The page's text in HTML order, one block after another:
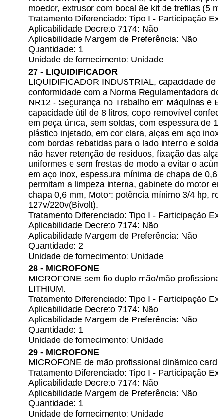
moedor, extrusor com bocal 8e kit de trefilas (5
Tratamento Diferenciado: Tipo I - Participação
Aplicabilidade Decreto 7174: Não
Aplicabilidade Margem de Preferência: Não
Quantidade: 1
Unidade de fornecimento: Unidade
27 - LIQUIDIFICADOR
LIQUIDIFICADOR INDUSTRIAL, capacidade
conformidade com a Norma Regulamentadora
NR12 - Segurança no Trabalho em Máquinas e
capacidade útil de 8 litros, copo removível
em peça única, sem soldas, com espessura de
plástico injetado, em cor clara, alças em aço
com bordas rebatidas para o lado interno e
não haver retenção de resíduos, fixação das
uniformes e sem frestas de modo a evitar o
em aço inox, espessura mínima de chapa de
permitam a limpeza interna, gabinete do motor
chapa 0,6 mm, Motor: potência mínimo 3/4 hp,
127v/220v(Bivolt).
Tratamento Diferenciado: Tipo I - Participação
Aplicabilidade Decreto 7174: Não
Aplicabilidade Margem de Preferência: Não
Quantidade: 2
Unidade de fornecimento: Unidade
28 - MICROFONE
MICROFONE sem fio duplo mão/mão
LITHIUM.
Tratamento Diferenciado: Tipo I - Participação
Aplicabilidade Decreto 7174: Não
Aplicabilidade Margem de Preferência: Não
Quantidade: 1
Unidade de fornecimento: Unidade
29 - MICROFONE
MICROFONE de mão profissional dinâmico
Tratamento Diferenciado: Tipo I - Participação
Aplicabilidade Decreto 7174: Não
Aplicabilidade Margem de Preferência: Não
Quantidade: 1
Unidade de fornecimento: Unidade